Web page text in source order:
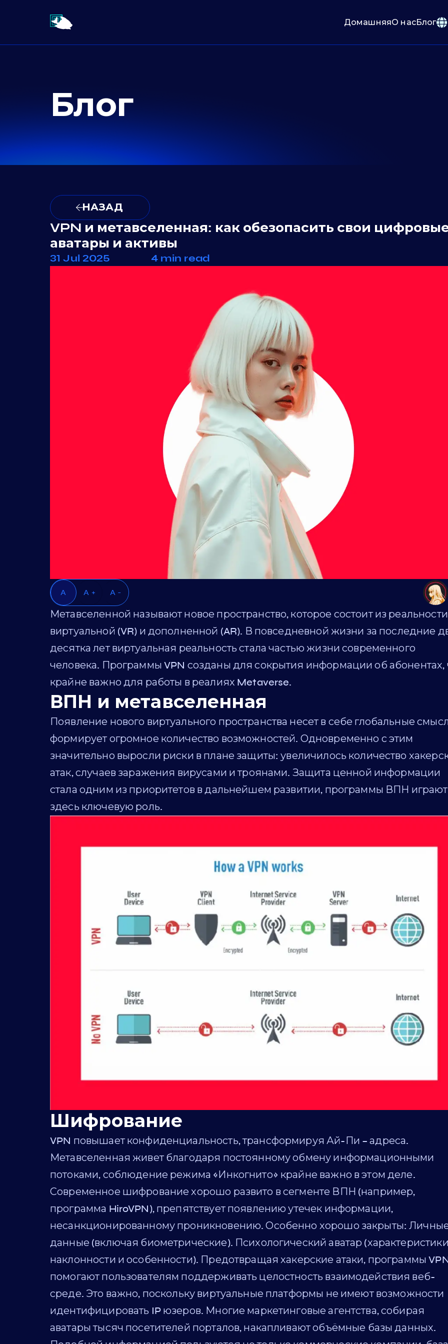
ДомашняяО насБлог
Блог
НАЗАД
VPN и метавселенная: как обезопасить свои
аватары и активы
31 Jul 2025 4 min read
A A + A -
Метавселенной называют новое пространство, которое состоит из реальности
виртуальной (VR) и дополненной (AR). В повседневной жизни за последние
десятка лет виртуальная реальность стала частью жизни современного
человека. Программы VPN созданы для сокрытия информации об абонентах,
крайне важно для работы в реалиях Metaverse.
ВПН и метавселенная
Появление нового виртуального пространства несет в себе глобальные
формирует огромное количество возможностей. Одновременно с этим
значительно выросли риски в плане защиты: увеличилось количество
атак, случаев заражения вирусами и троянами. Защита ценной информации
стала одним из приоритетов в дальнейшем развитии, программы ВПН играют
здесь ключевую роль.
Шифрование
VPN повышает конфиденциальность, трансформируя Ай-Пи – адреса.
Метавселенная живет благодаря постоянному обмену информационными
потоками, соблюдение режима «Инкогнито» крайне важно в этом деле.
Современное шифрование хорошо развито в сегменте ВПН (например,
программа HiroVPN), препятствует появлению утечек информации,
несанкционированному проникновению. Особенно хорошо закрыты:
данные (включая биометрические). Психологический аватар
наклонности и особенности). Предотвращая хакерские атаки, программы
помогают пользователям поддерживать целостность взаимодействия веб-
среде. Это важно, поскольку виртуальные платформы не имеют возможности
идентифицировать IP юзеров. Многие маркетинговые агентства, собирая
аватары тысяч посетителей порталов, накапливают объёмные базы данных.